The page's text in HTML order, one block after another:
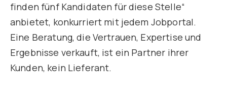
finden fünf Kandidaten für diese Stelle“
anbietet, konkurriert mit jedem Jobportal.
Eine Beratung, die Vertrauen, Expertise und
Ergebnisse verkauft, ist ein Partner ihrer
Kunden, kein Lieferant.